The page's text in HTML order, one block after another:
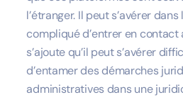
l’étranger. Il peut s’avérer
compliqué d’entrer en contact
s’ajoute qu’il peut s’avérer
d’entamer des démarches
administratives dans une